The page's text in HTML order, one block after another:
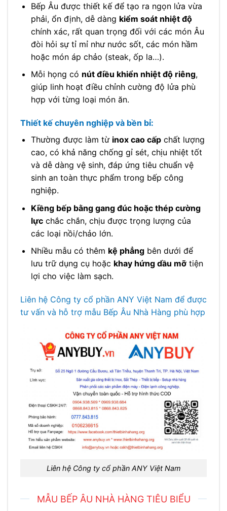
Bếp Âu được thiết kế để tạo ra ngọn lửa vừa
phải, ổn định, dễ dàng kiểm soát nhiệt độ
chính xác, rất quan trọng đối với các món Âu
đòi hỏi sự tỉ mỉ như nước sốt, các món hầm
hoặc món áp chảo (steak, ốp la…).
Mỗi họng có nút điều khiển nhiệt độ riêng,
giúp linh hoạt điều chỉnh cường độ lửa phù
hợp với từng loại món ăn.
Thiết kế chuyên nghiệp và bền bỉ:
Thường được làm từ inox cao cấpchất lượng
cao, có khả năng chống gỉ sét, chịu nhiệt tốt
và dễ dàng vệ sinh, đáp ứng tiêu chuẩn vệ
sinh an toàn thực phẩm trong bếp công
nghiệp.
Kiềng bếp bằng gang đúc hoặc thép cường
lựcchắc chắn, chịu được trọng lượng của
các loại nồi/chảo lớn.
Nhiều mẫu có thêm kệ phẳngbên dưới để
lưu trữ dụng cụ hoặc khay hứng dầu mỡtiện
lợi cho việc làm sạch.
Liên hệ Công ty cổ phần ANY Việt Nam để được
tư vấn và hỗ trợ mẫu Bếp Âu Nhà Hàng phù hợp
Liên hệ Công ty cổ phần ANY Việt Nam
MẪU BẾP ÂU NHÀ HÀNG TIÊU BIỂU